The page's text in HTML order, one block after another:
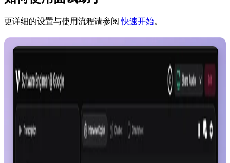
更详细的设置与使用流程请参阅快速开始。